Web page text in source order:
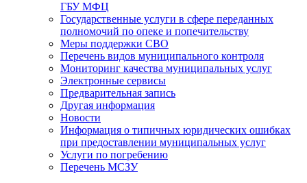
ГБУ МФЦ
Государственные услуги в сфере переданных
полномочий по опеке и попечительству
Меры поддержки СВО
Перечень видов муниципального контроля
Мониторинг качества муниципальных услуг
Электронные сервисы
Предварительная запись
Другая информация
Новости
Информация о типичных юридических ошибках
при предоставлении муниципальных услуг
Услуги по погребению
Перечень МСЗУ